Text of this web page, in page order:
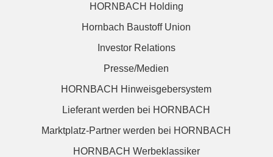
HORNBACH Holding
Hornbach Baustoff Union
Investor Relations
Presse/Medien
HORNBACH Hinweisgebersystem
Lieferant werden bei HORNBACH
Marktplatz-Partner werden bei HORNBACH
HORNBACH Werbeklassiker